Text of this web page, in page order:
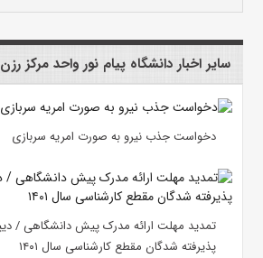
سایر اخبار دانشگاه پیام نور واحد مرکز رزن
دخواست جذب نیرو به صورت امریه سربازی
پذیرفته شدگان مقطع کارشناسی سال ۱۴۰۱